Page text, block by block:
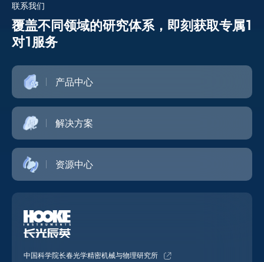
联系我们
覆盖不同领域的研究体系，即刻获取专属1
对1服务
产品中心
解决方案
资源中心
中国科学院长春光学精密机械与物理研究所